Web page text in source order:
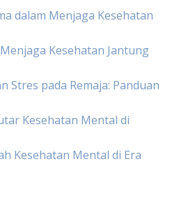
dalam Menjaga Kesehatan
Kesehatan Jantung
Stres pada Remaja: Panduan
Kesehatan Mental di
Kesehatan Mental di Era